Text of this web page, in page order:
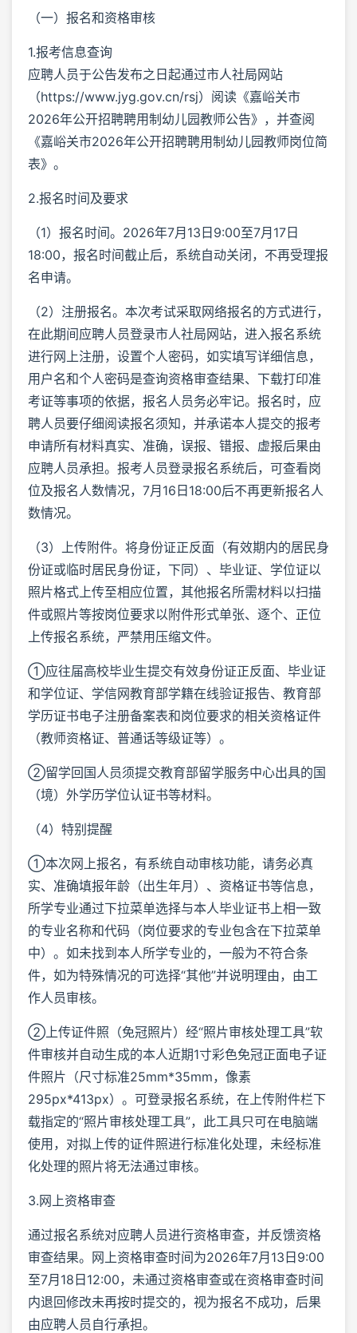
（一）报名和资格审核
1.报考信息查询
应聘人员于公告发布之日起通过市人社局网站
（https://www.jyg.gov.cn/rsj）阅读《嘉峪关市
2026年公开招聘聘用制幼儿园教师公告》，并查阅
《嘉峪关市2026年公开招聘聘用制幼儿园教师岗位简
表》。
2.报名时间及要求
（1）报名时间。2026年7月13日9:00至7月17日
18:00，报名时间截止后，系统自动关闭，不再受理报
名申请。
（2）注册报名。本次考试采取网络报名的方式进行，
在此期间应聘人员登录市人社局网站，进入报名系统
进行网上注册，设置个人密码，如实填写详细信息，
用户名和个人密码是查询资格审查结果、下载打印准
考证等事项的依据，报名人员务必牢记。报名时，应
聘人员要仔细阅读报名须知，并承诺本人提交的报考
申请所有材料真实、准确，误报、错报、虚报后果由
应聘人员承担。报考人员登录报名系统后，可查看岗
位及报名人数情况，7月16日18:00后不再更新报名人
数情况。
（3）上传附件。将身份证正反面（有效期内的居民身
份证或临时居民身份证，下同）、毕业证、学位证以
照片格式上传至相应位置，其他报名所需材料以扫描
件或照片等按岗位要求以附件形式单张、逐个、正位
上传报名系统，严禁用压缩文件。
①应往届高校毕业生提交有效身份证正反面、毕业证
和学位证、学信网教育部学籍在线验证报告、教育部
学历证书电子注册备案表和岗位要求的相关资格证件
（教师资格证、普通话等级证等）。
②留学回国人员须提交教育部留学服务中心出具的国
（境）外学历学位认证书等材料。
（4）特别提醒
①本次网上报名，有系统自动审核功能，请务必真
实、准确填报年龄（出生年月）、资格证书等信息，
所学专业通过下拉菜单选择与本人毕业证书上相一致
的专业名称和代码（岗位要求的专业包含在下拉菜单
中）。如未找到本人所学专业的，一般为不符合条
件，如为特殊情况的可选择“其他”并说明理由，由工
作人员审核。
②上传证件照（免冠照片）经“照片审核处理工具”软
件审核并自动生成的本人近期1寸彩色免冠正面电子证
件照片（尺寸标准25mm*35mm，像素
295px*413px）。可登录报名系统，在上传附件栏下
载指定的“照片审核处理工具”，此工具只可在电脑端
使用，对拟上传的证件照进行标准化处理，未经标准
化处理的照片将无法通过审核。
3.网上资格审查
通过报名系统对应聘人员进行资格审查，并反馈资格
审查结果。网上资格审查时间为2026年7月13日9:00
至7月18日12:00，未通过资格审查或在资格审查时间
内退回修改未再按时提交的，视为报名不成功，后果
由应聘人员自行承担。